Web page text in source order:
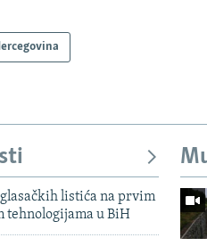
listića na prvim
tehnologijama u BiH